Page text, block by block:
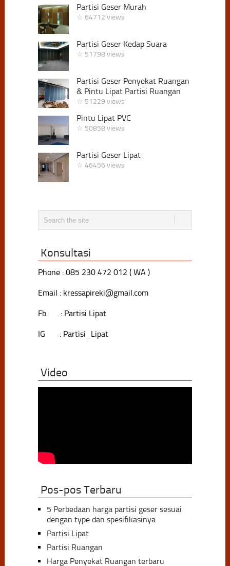
Partisi Geser Murah
☆ 64712 views
Partisi Geser Kedap Suara
☆ 51798 views
Partisi Geser Penyekat Ruangan
& Pintu Lipat Partisi Ruangan
☆ 51229 views
Pintu Lipat PVC
☆ 50858 views
Partisi Geser Lipat
☆ 46456 views
Konsultasi
Phone : 085 230 472 012 ( WA )
Email : kressapireki@gmail.com
Fb : Partisi Lipat
IG : Partisi_Lipat
Video
Pos-pos Terbaru
5 Perbedaan harga partisi geser sesuai
dengan type dan spesifikasinya
Partisi Lipat
Partisi Ruangan
Harga Penyekat Ruangan terbaru